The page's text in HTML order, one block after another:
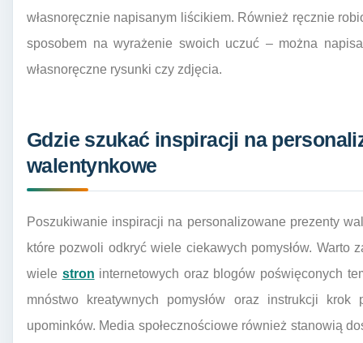
własnoręcznie napisanym liścikiem. Również ręcznie
sposobem na wyrażenie swoich uczuć – można
własnoręczne rysunki czy zdjęcia.
Gdzie szukać inspiracji na
walentynkowe
Poszukiwanie inspiracji na personalizowane prezenty
które pozwoli odkryć wiele ciekawych pomysłów. Warto
wiele stron internetowych oraz blogów poświęconych
mnóstwo kreatywnych pomysłów oraz instrukcji krok
upominków. Media społecznościowe również stanowią